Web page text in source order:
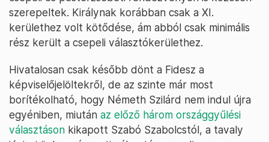
szerepeltek. Királynak korábban csak a XI.
kerülethez volt kötődése, ám abból csak minimális
rész került a csepeli választókerülethez.
Hivatalosan csak később dönt a Fidesz a
képviselőjelöltekről, de az szinte már most
borítékolható, hogy Németh Szilárd nem indul újra
egyéniben, miután az előző három országgyűlési
választáson kikapott Szabó Szabolcstól, a tavaly